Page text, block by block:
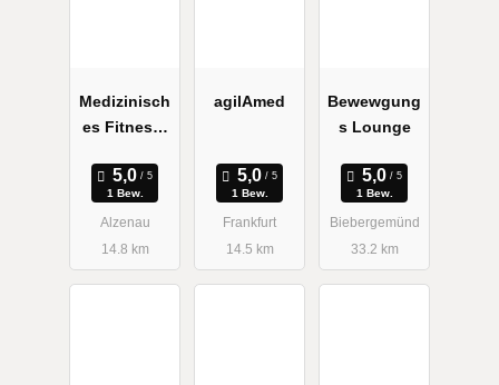
Medizinisch
es Fitness-
Roland
1 Bew.
Alzenau
14.8 km
agilAmed
1 Bew.
Frankfurt
14.5 km
Bewewgung
s Lounge
1 Bew.
Biebergemünd
33.2 km